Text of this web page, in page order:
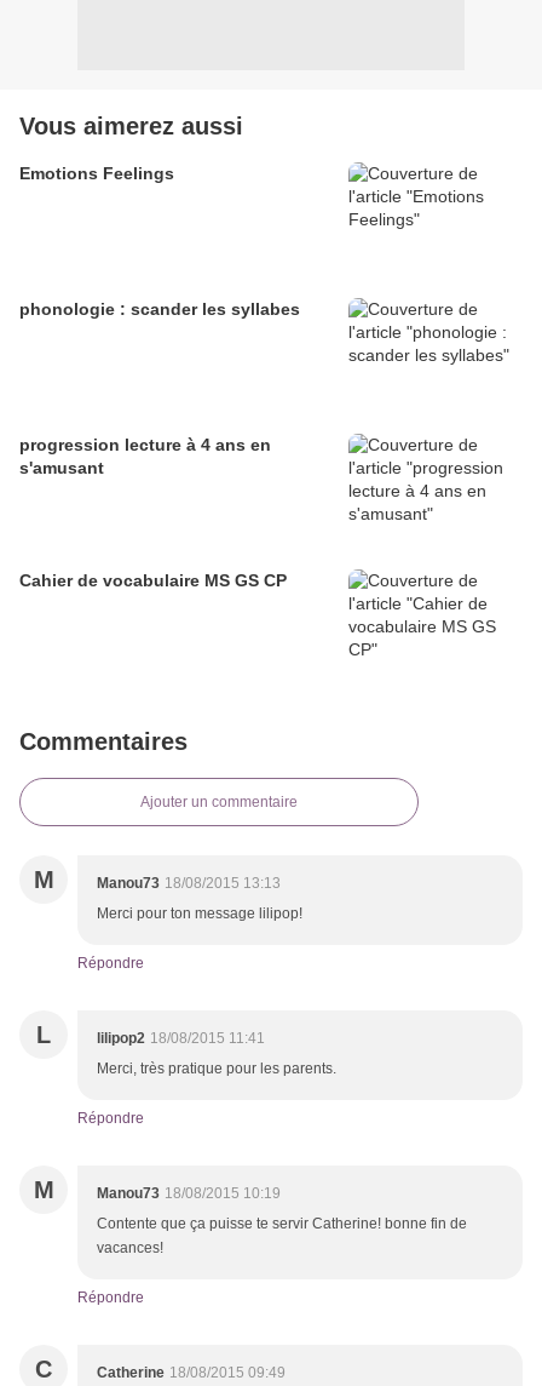
Vous aimerez aussi
Emotions Feelings
phonologie : scander les syllabes
progression lecture à 4 ans en
s'amusant
Cahier de vocabulaire MS GS CP
Commentaires
Ajouter un commentaire
M Manou73 18/08/2015 13:13
Merci pour ton message lilipop!
Répondre
L lilipop2 18/08/2015 11:41
Merci, très pratique pour les parents.
Répondre
M Manou73 18/08/2015 10:19
Contente que ça puisse te servir Catherine! bonne fin de
vacances!
Répondre
C Catherine 18/08/2015 09:49